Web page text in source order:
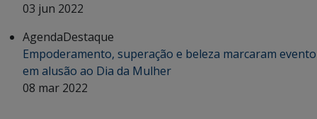
03 jun 2022
AgendaDestaque
Empoderamento, superação e beleza marcaram evento
em alusão ao Dia da Mulher
08 mar 2022